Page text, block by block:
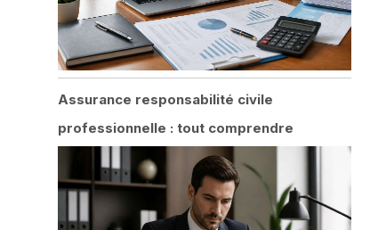
Assurance responsabilité civile
professionnelle : tout comprendre